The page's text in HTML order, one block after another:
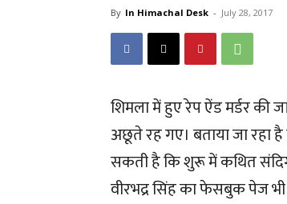
By In Himachal Desk - July 28, 2017
शिमला में हुए रेप ऐंड मर्डर की
अछूते रह गए। बताया जा
सकती है कि शुरू में कथित
वीरभद्र सिंह का फेसबुक पेज